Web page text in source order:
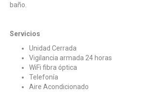
baño.
Servicios
Unidad Cerrada
Vigilancia armada 24 horas
WiFi fibra óptica
Telefonía
Aire Acondicionado